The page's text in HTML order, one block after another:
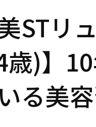
美STリ
歳)】
る美